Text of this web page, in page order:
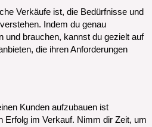
Verkäufe ist, die Bedürfnisse und
Indem du genau
und brauchen, kannst du gezielt auf
die ihren Anforderungen
Kunden aufzubauen ist
Erfolg im Verkauf. Nimm dir Zeit, um